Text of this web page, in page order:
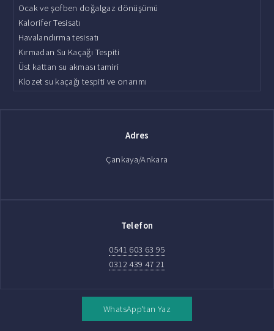
Ocak ve şofben doğalgaz dönüşümü
Kalorifer Tesisatı
Havalandırma tesisatı
Kırmadan Su Kaçağı Tespiti
Üst kattan su akması tamiri
Klozet su kaçağı tespiti ve onarımı
Adres
Çankaya/Ankara
Telefon
0541 603 63 95
0312 439 47 21
WhatsApp'tan Yaz